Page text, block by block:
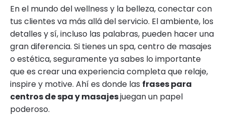
En el mundo del wellness y la belleza, conectar con
tus clientes va más allá del servicio. El ambiente, los
detalles y sí, incluso las palabras, pueden hacer una
gran diferencia. Si tienes un spa, centro de masajes
o estética, seguramente ya sabes lo importante
que es crear una experiencia completa que relaje,
inspire y motive. Ahí es donde las frases para
centros de spa y masajesjuegan un papel
poderoso.